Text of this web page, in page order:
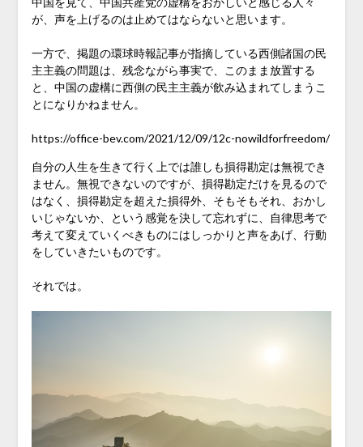
が、声を上げるのは止めてはならないと思います。
一方で、掲題の環球時報記事が指摘している西側諸国の民
主主義の問題は、残念ながら事実で、このまま放置する
と、中国の虚構に西側の民主主義が飲み込まれてしまうこ
とになりかねません。
https://office-bev.com/2021/12/09/12c-nowildforfreedom/
自分の人生を生きて行く上では誰しも損得勘定は無視でき
ません。無視できないのですが、損得勘定だけを見るので
はなく、損得勘定を超えた損得外、そもそもそれ、おかし
いじゃないか、という感覚を決して忘れずに、自律思考で
考えて変えていくべきものにはしっかりと声をあげ、行動
をしていきたいものです。
それでは。